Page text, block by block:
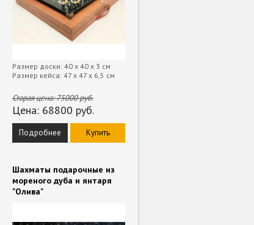
Размер доски: 40 х 40 х 3 см
Размер кейса: 47 х 47 х 6,5 см
Старая цена:75000руб.
Цена: 68800 руб.
Подробнее Купить
Шахматы подарочные из
мореного дуба и янтаря
"Олива"